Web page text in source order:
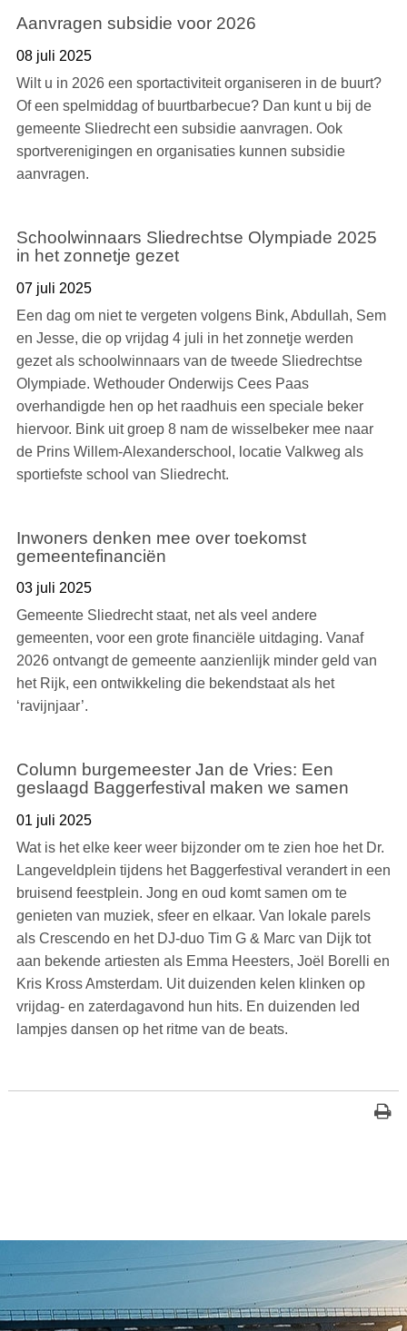
Aanvragen subsidie voor 2026
08 juli 2025
Wilt u in 2026 een sportactiviteit organiseren in de buurt?
Of een spelmiddag of buurtbarbecue? Dan kunt u bij de
gemeente Sliedrecht een subsidie aanvragen. Ook
sportverenigingen en organisaties kunnen subsidie
aanvragen.
Schoolwinnaars Sliedrechtse Olympiade 2025
in het zonnetje gezet
07 juli 2025
Een dag om niet te vergeten volgens Bink, Abdullah, Sem
en Jesse, die op vrijdag 4 juli in het zonnetje werden
gezet als schoolwinnaars van de tweede Sliedrechtse
Olympiade. Wethouder Onderwijs Cees Paas
overhandigde hen op het raadhuis een speciale beker
hiervoor. Bink uit groep 8 nam de wisselbeker mee naar
de Prins Willem-Alexanderschool, locatie Valkweg als
sportiefste school van Sliedrecht.
Inwoners denken mee over toekomst
gemeentefinanciën
03 juli 2025
Gemeente Sliedrecht staat, net als veel andere
gemeenten, voor een grote financiële uitdaging. Vanaf
2026 ontvangt de gemeente aanzienlijk minder geld van
het Rijk, een ontwikkeling die bekendstaat als het
‘ravijnjaar’.
Column burgemeester Jan de Vries: Een
geslaagd Baggerfestival maken we samen
01 juli 2025
Wat is het elke keer weer bijzonder om te zien hoe het Dr.
Langeveldplein tijdens het Baggerfestival verandert in een
bruisend feestplein. Jong en oud komt samen om te
genieten van muziek, sfeer en elkaar. Van lokale parels
als Crescendo en het DJ-duo Tim G & Marc van Dijk tot
aan bekende artiesten als Emma Heesters, Joël Borelli en
Kris Kross Amsterdam. Uit duizenden kelen klinken op
vrijdag- en zaterdagavond hun hits. En duizenden led
lampjes dansen op het ritme van de beats.